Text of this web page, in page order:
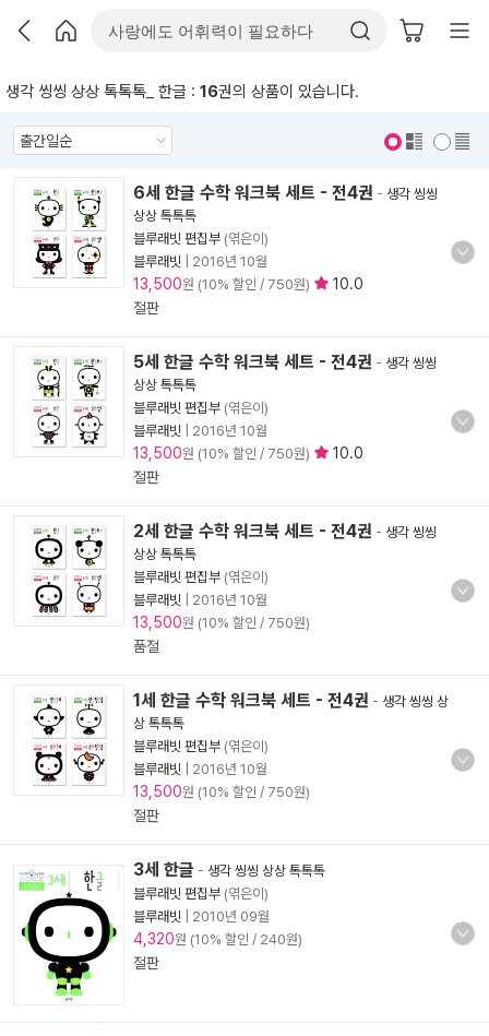
생각 씽씽 상상 톡톡톡_ 한글 : 16권의 상품이 있습니다.
6세 한글 수학 워크북 세트 - 전4권 - 생각 씽씽
상상 톡톡톡
블루래빗 편집부 (엮은이)
블루래빗
2016년 10월
13,500원 (10% 할인 / 750원)
10.0
절판
5세 한글 수학 워크북 세트 - 전4권 - 생각 씽씽
상상 톡톡톡
블루래빗 편집부 (엮은이)
블루래빗
2016년 10월
13,500원 (10% 할인 / 750원)
10.0
절판
2세 한글 수학 워크북 세트 - 전4권 - 생각 씽씽
상상 톡톡톡
블루래빗 편집부 (엮은이)
블루래빗
2016년 10월
13,500원 (10% 할인 / 750원)
품절
1세 한글 수학 워크북 세트 - 전4권 - 생각 씽씽 상
상 톡톡톡
블루래빗 편집부 (엮은이)
블루래빗
2016년 10월
13,500원 (10% 할인 / 750원)
절판
3세 한글 - 생각 씽씽 상상 톡톡톡
블루래빗 편집부 (엮은이)
블루래빗
2010년 09월
4,320원 (10% 할인 / 240원)
절판